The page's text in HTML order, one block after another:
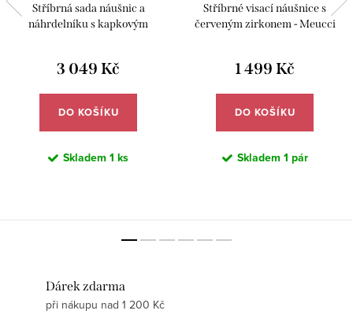
Stříbrná sada náušnic a
náhrdelníku s kapkovým
3 049 Kč
DO KOŠÍKU
Skladem 1 ks
Stříbrné visací náušnice s
červeným zirkonem - Meucci
1 499 Kč
DO KOŠÍKU
Skladem 1 pár
Dárek zdarma
při nákupu nad 1 200 Kč